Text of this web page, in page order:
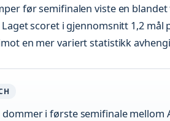
før semifinalen viste en
scoret i gjennomsnitt 1,2 mål
en mer variert statistikk
dommer i første semifinale mellom